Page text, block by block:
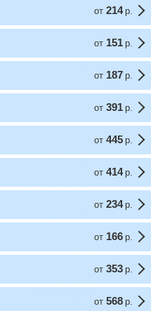
от 214 р.
от 151 р.
от 187 р.
от 391 р.
от 445 р.
от 414 р.
от 234 р.
от 166 р.
от 353 р.
от 568 р.